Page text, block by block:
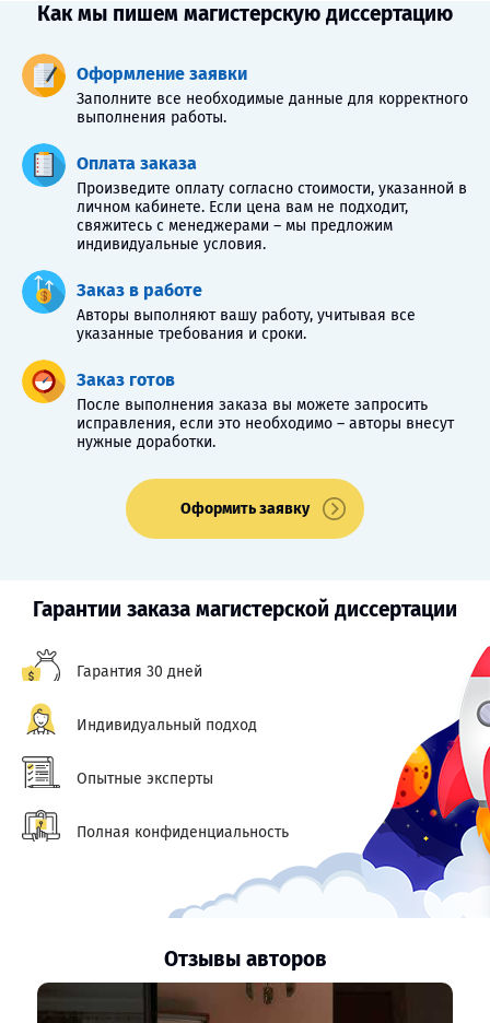
Как мы пишем магистерскую диссертацию
Оформление заявки
Заполните все необходимые данные для корректного
выполнения работы.
Оплата заказа
Произведите оплату согласно стоимости, указанной в
личном кабинете. Если цена вам не подходит,
свяжитесь с менеджерами – мы предложим
индивидуальные условия.
Заказ в работе
Авторы выполняют вашу работу, учитывая все
указанные требования и сроки.
Заказ готов
После выполнения заказа вы можете запросить
исправления, если это необходимо – авторы внесут
нужные доработки.
Оформить заявку
Гарантии заказа магистерской диссертации
Гарантия 30 дней
Индивидуальный подход
Опытные эксперты
Полная конфиденциальность
Отзывы авторов